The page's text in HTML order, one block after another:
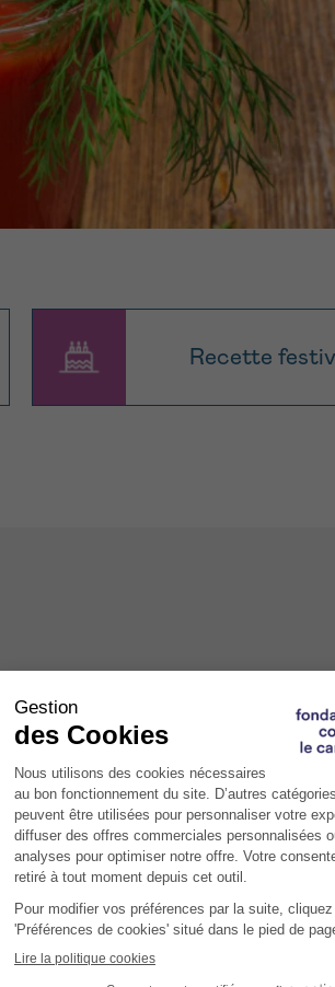
Recette
à la centrifugeuse. Placer tous les
ve 9h à 18h
PRÉNOM
la Newsletter
d’utilisations
11h-13h